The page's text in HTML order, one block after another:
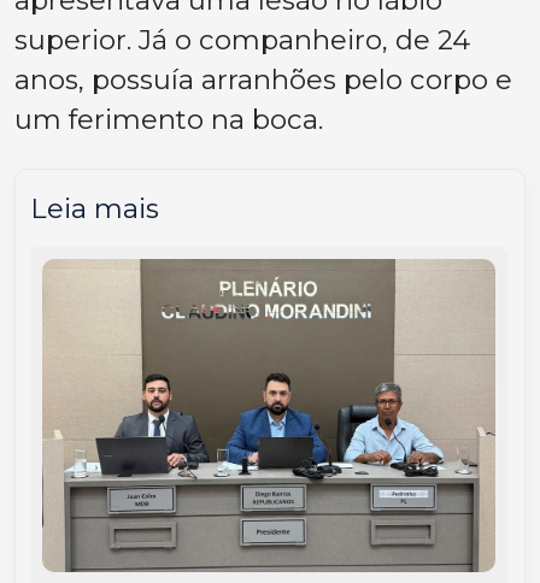
superior. Já o companheiro, de 24
anos, possuía arranhões pelo corpo e
um ferimento na boca.
Leia mais